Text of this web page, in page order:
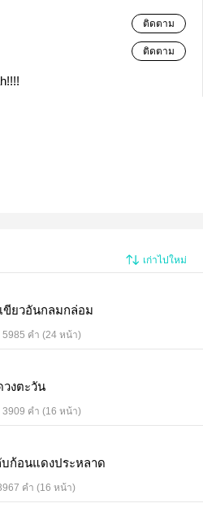
ติดตาม
ติดตาม
เก่าไปใหม่
ขียวอันกลมกล่อม
5985 คำ (24 หน้า)
วงตะวัน
3909 คำ (16 หน้า)
บก้อนแดงประหลาด
คำ (16 หน้า)